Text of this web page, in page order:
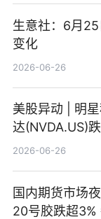
生意社：6月
变化
2026-06-26
美股异动 | 明
达(NVDA.US)
2026-06-26
国内期货市场
20号胶跌超3%